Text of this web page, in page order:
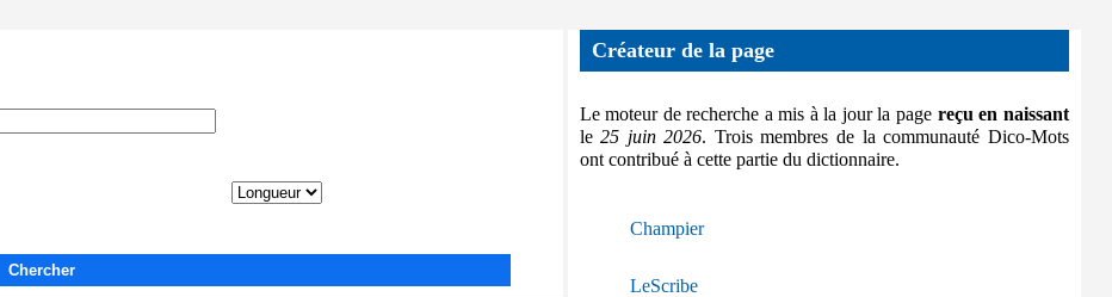
Chercher
Créateur de la page
Le moteur de recherche a mis à la jour la page reçu en naissant
le25 juin 2026. Trois membres de la communauté Dico-Mots
ont contribué à cette partie du dictionnaire.
Champier
LeScribe